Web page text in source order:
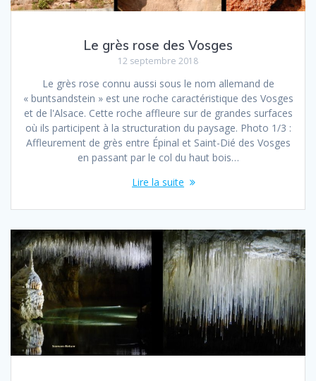
Le grès rose des Vosges
12 septembre 2018
Le grès rose connu aussi sous le nom allemand de
« buntsandstein » est une roche caractéristique des Vosges
et de l'Alsace. Cette roche affleure sur de grandes surfaces
où ils participent à la structuration du paysage. Photo 1/3 :
Affleurement de grès entre Épinal et Saint-Dié des Vosges
en passant par le col du haut bois…
Lire la suite